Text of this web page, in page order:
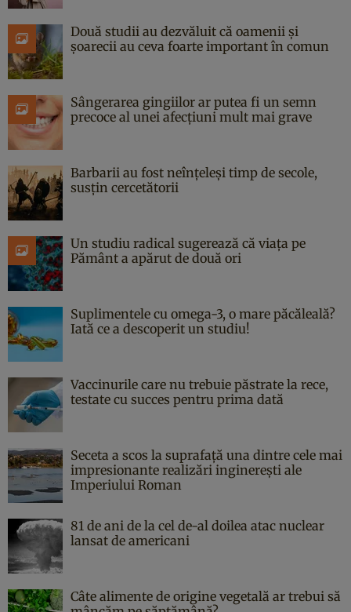
Două studii au dezvăluit că oamenii și
șoarecii au ceva foarte important în comun
Sângerarea gingiilor ar putea fi un semn
precoce al unei afecțiuni mult mai grave
Barbarii au fost neînțeleși timp de secole,
susțin cercetătorii
Un studiu radical sugerează că viața pe
Pământ a apărut de două ori
Suplimentele cu omega-3, o mare păcăleală?
Iată ce a descoperit un studiu!
Vaccinurile care nu trebuie păstrate la rece,
testate cu succes pentru prima dată
Seceta a scos la suprafață una dintre cele mai
impresionante realizări inginerești ale
Imperiului Roman
81 de ani de la cel de-al doilea atac nuclear
lansat de americani
Câte alimente de origine vegetală ar trebui să